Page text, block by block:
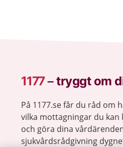
1177–tryggt om
På 1177.se får du råd om
vilka mottagningar du kan
och göra dina
sjukvårdsrådgivning